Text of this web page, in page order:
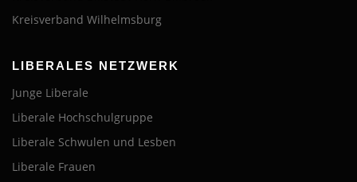
Kreisverband Wilhelmsburg
LIBERALES NETZWERK
Junge Liberale
Liberale Hochschulgruppe
Liberale Schwulen und Lesben
Liberale Frauen